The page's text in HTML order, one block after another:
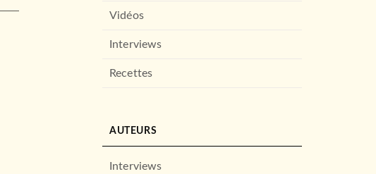
Vidéos
Interviews
Recettes
AUTEURS
Interviews